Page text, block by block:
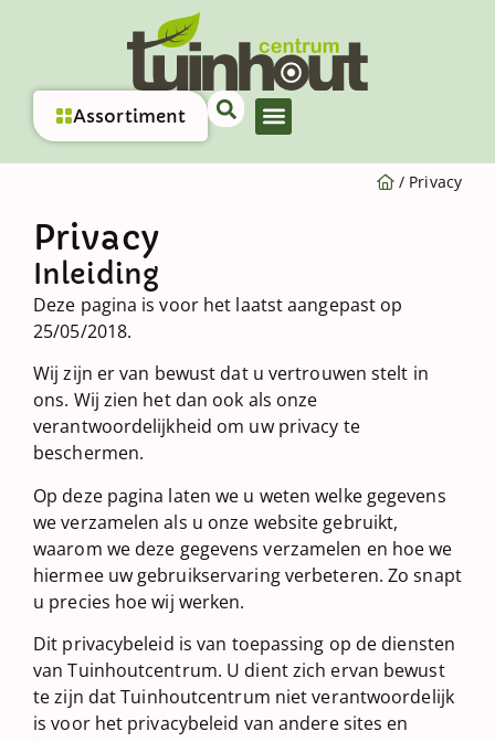
Assortiment
/ Privacy
Privacy
Inleiding
Deze pagina is voor het laatst aangepast op
25/05/2018.
Wij zijn er van bewust dat u vertrouwen stelt in
ons. Wij zien het dan ook als onze
verantwoordelijkheid om uw privacy te
beschermen.
Op deze pagina laten we u weten welke gegevens
we verzamelen als u onze website gebruikt,
waarom we deze gegevens verzamelen en hoe we
hiermee uw gebruikservaring verbeteren. Zo snapt
u precies hoe wij werken.
Dit privacybeleid is van toepassing op de diensten
van Tuinhoutcentrum. U dient zich ervan bewust
te zijn dat Tuinhoutcentrum niet verantwoordelijk
is voor het privacybeleid van andere sites en